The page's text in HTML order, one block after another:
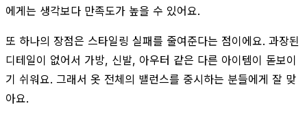
에게는 생각보다 만족도가 높을 수 있어요.
또 하나의 장점은 스타일링 실패를 줄여준다는 점이에요. 과장된
디테일이 없어서 가방, 신발, 아우터 같은 다른 아이템이 돋보이
기 쉬워요. 그래서 옷 전체의 밸런스를 중시하는 분들에게 잘 맞
아요.